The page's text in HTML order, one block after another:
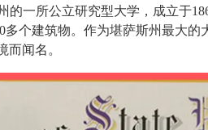
的一所公立研究型大学，成立于
多个建筑物。作为堪萨斯州最大的
而闻名。